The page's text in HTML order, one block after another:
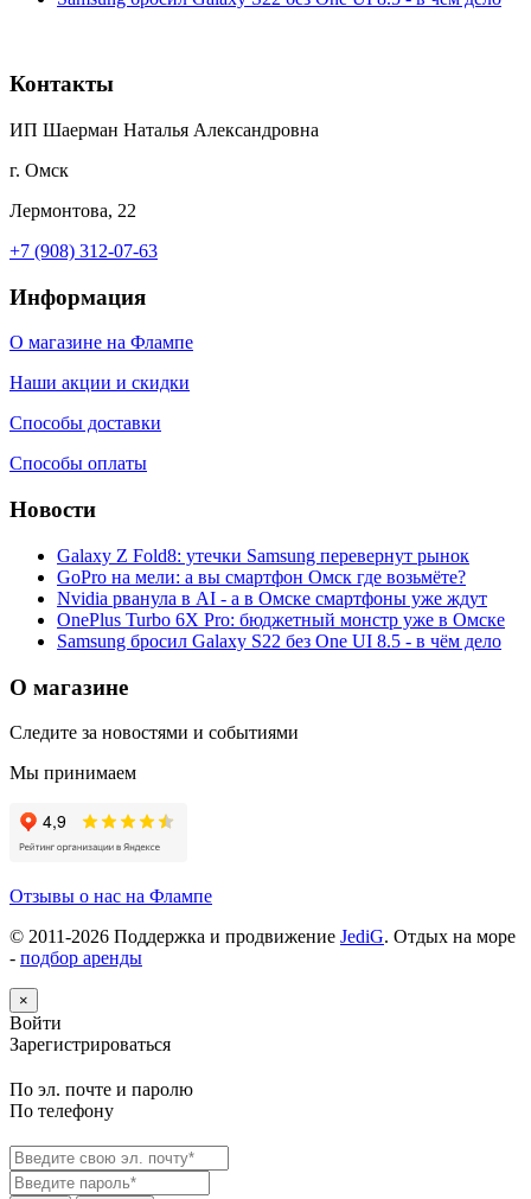
Контакты
ИП Шаерман Наталья Александровна
г. Омск
Лермонтова, 22
+7 (908) 312-07-63
Информация
О магазине на Флампе
Наши акции и скидки
Способы доставки
Способы оплаты
Новости
Galaxy Z Fold8: утечки Samsung перевернут рынок
GoPro на мели: а вы смартфон Омск где возьмёте?
Nvidia рванула в AI - а в Омске смартфоны уже ждут
OnePlus Turbo 6X Pro: бюджетный монстр уже в Омске
Samsung бросил Galaxy S22 без One UI 8.5 - в чём дело
О магазине
Следите за новостями и событиями
Мы принимаем
Отзывы о нас на Флампе
© 2011-2026 Поддержка и продвижение JediG. Отдых на море
- подбор аренды
×
Войти
Зарегистрироваться
По эл. почте и паролю
По телефону